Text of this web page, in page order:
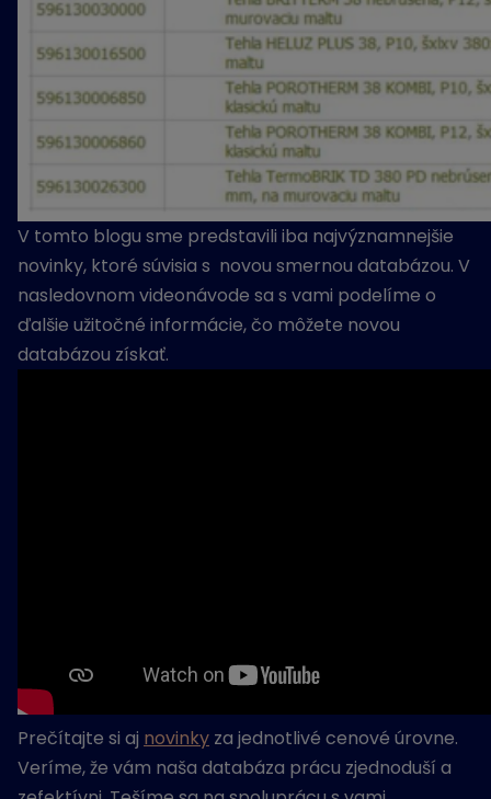
V tomto blogu sme predstavili iba najvýznamnejšie
novinky, ktoré súvisia s novou smernou databázou. V
nasledovnom videonávode sa s vami podelíme o
ďalšie užitočné informácie, čo môžete novou
databázou získať.
Prečítajte si aj novinky za jednotlivé cenové úrovne.
Veríme, že vám naša databáza prácu zjednoduší a